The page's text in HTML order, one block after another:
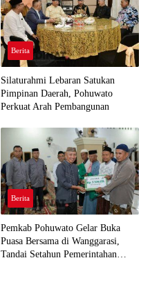
Berita
Silaturahmi Lebaran Satukan
Pimpinan Daerah, Pohuwato
Perkuat Arah Pembangunan
Berita
Pemkab Pohuwato Gelar Buka
Puasa Bersama di Wanggarasi,
Tandai Setahun Pemerintahan